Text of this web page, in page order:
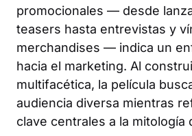
promocionales — desde
teasers hasta entrevistas y
merchandises — indica un
hacia el marketing. Al
multifacética, la película
audiencia diversa mientras
clave centrales a la mitología